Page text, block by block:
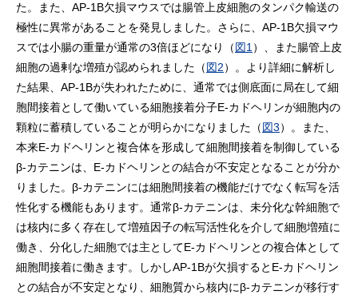
た。また、AP-1B欠損マウスでは腸管上皮細胞のタンパク輸送の
極性に異常があることを発見しました。さらに、AP-1B欠損マウ
スでは小腸の重量が通常の3倍ほどになり（図1 ）、また腸管上皮
細胞の過剰な増殖が認められました（図2）。より詳細に解析し
た結果、AP-1Bが失われたために、通常では側底面に局在して細
胞間接着として働いている細胞接着分子E-カドヘリンが細胞内の
顆粒に蓄積していることが明らかになりました（図3）。また、
本来E-カドヘリンと複合体を形成して細胞間接着を制御している
β-カテニンは、E-カドヘリンとの結合が不安定となることが分か
りました。β-カテニンには細胞間接着の機能だけでなく転写を活
性化する機能もあります。通常β-カテニンは、未分化な幹細胞で
は核内に多く存在して増殖因子の転写活性化を介して細胞増殖に
働き、分化した細胞では主としてE-カドヘリンとの複合体として
細胞間接着に働きます。しかしAP-1Bが欠損するとE-カドヘリン
との結合が不安定となり、細胞質から核内にβ-カテニンが移行す